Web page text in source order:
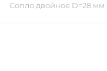
Сопло двойное D=28 мм